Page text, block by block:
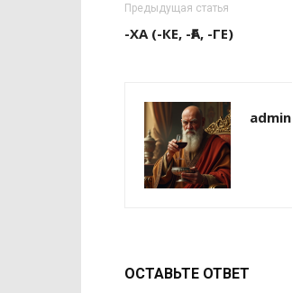
Предыдущая статья
-ХА (-КЕ, -ҒА, -ГЕ)
admin
ОСТАВЬТЕ ОТВЕТ